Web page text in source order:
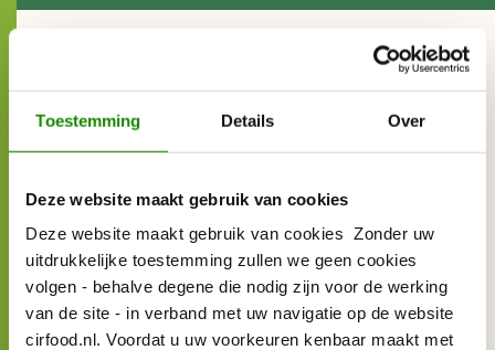
Toestemming Details Over
Deze website maakt gebruik van cookies
Deze website maakt gebruik van cookies Zonder uw
uitdrukkelijke toestemming zullen we geen cookies
volgen - behalve degene die nodig zijn voor de werking
van de site - in verband met uw navigatie op de website
cirfood.nl. Voordat u uw voorkeuren kenbaar maakt met
CIRFOOD hospitalitypartner
Waterschap Hollandse Delta
kiest voor CIRFOOD